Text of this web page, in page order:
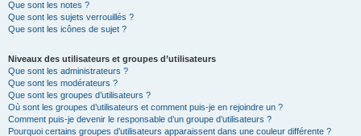
Que sont les notes ?
Que sont les sujets verrouillés ?
Que sont les icônes de sujet ?
Niveaux des utilisateurs et groupes d’utilisateurs
Que sont les administrateurs ?
Que sont les modérateurs ?
Que sont les groupes d’utilisateurs ?
Où sont les groupes d’utilisateurs et comment puis-je en rejoindre un ?
Comment puis-je devenir le responsable d’un groupe d’utilisateurs ?
Pourquoi certains groupes d’utilisateurs apparaissent dans une couleur différente ?